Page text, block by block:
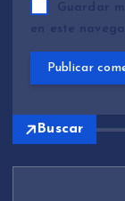
Guardar
en este
Buscar